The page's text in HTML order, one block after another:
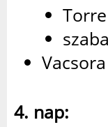
4. nap: